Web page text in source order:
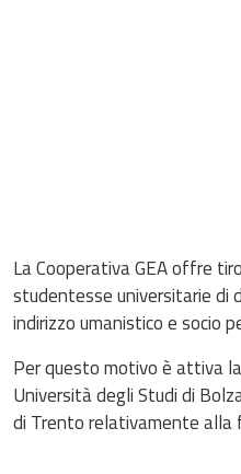
La Cooperativa GEA offre
studentesse universitarie di
indirizzo umanistico e socio
Per questo motivo è attiva
Università degli Studi di
di Trento relativamente alla